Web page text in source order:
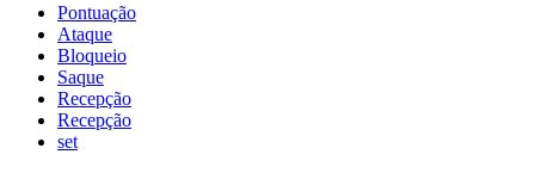
Pontuação
Ataque
Bloqueio
Saque
Recepção
Recepção
set